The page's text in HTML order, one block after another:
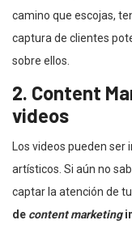
camino que escojas,
captura de clientes
sobre ellos.
2. Content
videos
Los videos pueden
artísticos. Si aún no
captar la atención de
de content marketing